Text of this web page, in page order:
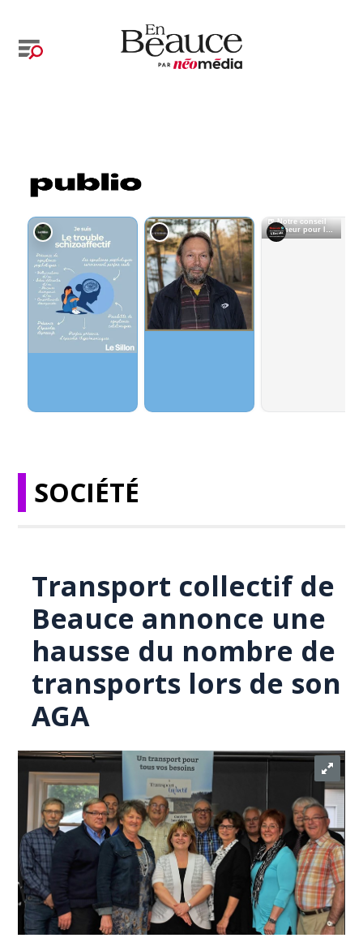
SOCIÉTÉ
Transport collectif de
Beauce annonce une
hausse du nombre de
transports lors de son
AGA